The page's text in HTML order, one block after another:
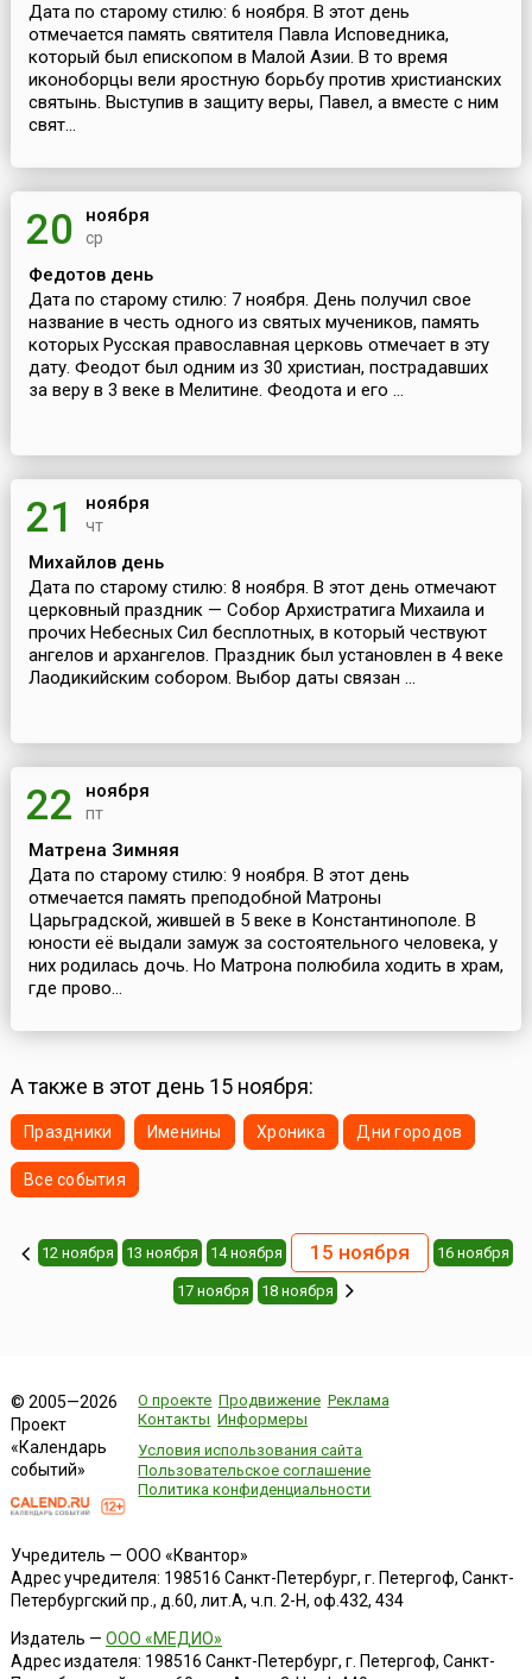
Дата по старому стилю: 6 ноября. В этот день
отмечается память святителя Павла Исповедника,
который был епископом в Малой Азии. В то время
иконоборцы вели яростную борьбу против христианских
святынь. Выступив в защиту веры, Павел, а вместе с ним
свят...
20 ноября
ср
Федотов день
Дата по старому стилю: 7 ноября. День получил свое
название в честь одного из святых мучеников, память
которых Русская православная церковь отмечает в эту
дату. Феодот был одним из 30 христиан, пострадавших
за веру в 3 веке в Мелитине. Феодота и его ...
21 ноября
чт
Михайлов день
Дата по старому стилю: 8 ноября. В этот день отмечают
церковный праздник — Собор Архистратига Михаила и
прочих Небесных Сил бесплотных, в который чествуют
ангелов и архангелов. Праздник был установлен в 4 веке
Лаодикийским собором. Выбор даты связан ...
22 ноября
пт
Матрена Зимняя
Дата по старому стилю: 9 ноября. В этот день
отмечается память преподобной Матроны
Царьградской, жившей в 5 веке в Константинополе. В
юности её выдали замуж за состоятельного человека, у
них родилась дочь. Но Матрона полюбила ходить в храм,
где прово...
А также в этот день 15 ноября:
Праздники Именины Хроника Дни городов
Все события
12 ноября 13 ноября 14 ноября 15 ноября 16 ноября
17 ноября 18 ноября
© 2005—2026
Проект
«Календарь
событий»
О проекте Продвижение Реклама
Контакты Информеры
Условия использования сайта
Пользовательское соглашение
Политика конфиденциальности
Учредитель — ООО «Квантор»
Адрес учредителя: 198516 Санкт-Петербург, г. Петергоф, Санкт-
Петербургский пр., д.60, лит.А, ч.п. 2-Н, оф.432, 434
Издатель — ООО «МЕДИО»
Адрес издателя: 198516 Санкт-Петербург, г. Петергоф, Санкт-